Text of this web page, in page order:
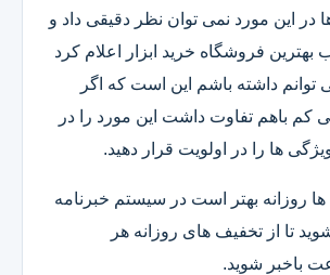
در این مورد نمی توان نظر دقیقی داد و
بهترین فروشگاه خرید ابزار اعلام کرد
توانم داشته باشم این است که اگر
کم باهم تفاوت داشت این مورد را در
ها را در اولویت قرار دهید.
ها روزانه بهتر است در سیستم خبرنامه
تا از تخفیف های روزانه هر
باخبر شوید.